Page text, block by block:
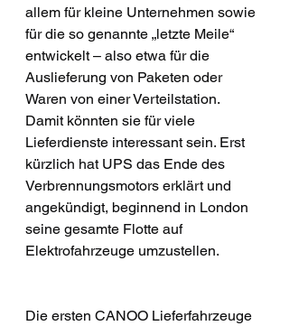
allem für kleine Unternehmen sowie
für die so genannte „letzte Meile“
entwickelt – also etwa für die
Auslieferung von Paketen oder
Waren von einer Verteilstation.
Damit könnten sie für viele
Lieferdienste interessant sein. Erst
kürzlich hat UPS das Ende des
Verbrennungsmotors erklärt und
angekündigt, beginnend in London
seine gesamte Flotte auf
Elektrofahrzeuge umzustellen.
Die ersten CANOO Lieferfahrzeuge